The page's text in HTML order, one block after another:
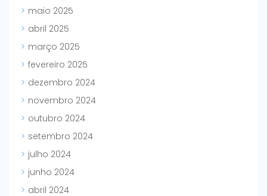
maio 2025
abril 2025
março 2025
fevereiro 2025
dezembro 2024
novembro 2024
outubro 2024
setembro 2024
julho 2024
junho 2024
abril 2024